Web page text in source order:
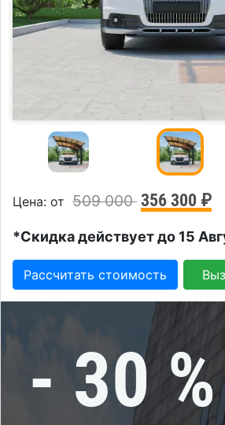
Цена: от 509 000 356 300 ₽
*Скидка действует до 15
Рассчитать стоимость
- 30 %